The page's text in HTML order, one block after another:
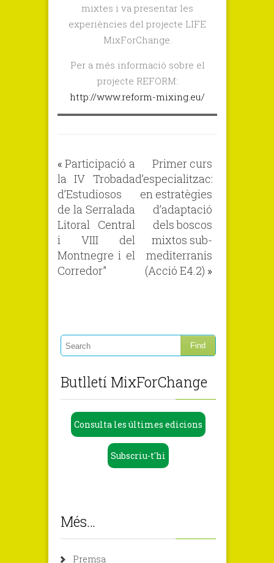
mixtes i va presentar les
experiències del projecte LIFE
MixForChange.
Per a més informació sobre el
projecte REFORM:
http://www.reform-mixing.eu/
«Participació a
la IV Trobada
d’Estudiosos
de la Serralada
Litoral Central
i VIII del
Montnegre i el
Corredor”
Primer curs
d’especialització
en estratègies
d’adaptació
dels boscos
mixtos sub-
mediterranis
(Acció E4.2) »
Butlletí MixForChange
Consulta les últimes edicions
Subscriu-t'hi
Més…
Premsa